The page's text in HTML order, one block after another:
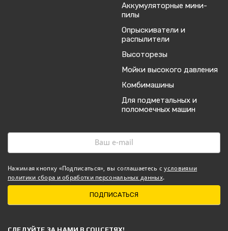
Аккумуляторные мини-
пилы
Опрыскиватели и
распылители
Высоторезы
Мойки высокого давления
Комбимашины
Для подметальных и
поломоечных машин
Нажимая кнопку «Подписаться», вы соглашаетесь сусловиями
политики сбора и обработки персональных данных.
ПОДПИСАТЬСЯ